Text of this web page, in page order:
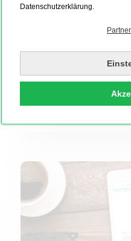
Datenschutzerklärung.
Wandle Deine TIFF in
TIFF
TIFF in PDF umwandeln